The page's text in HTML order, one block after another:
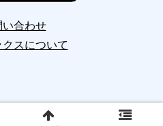
い合わせ
スについて
MAX All Rights Reserved.